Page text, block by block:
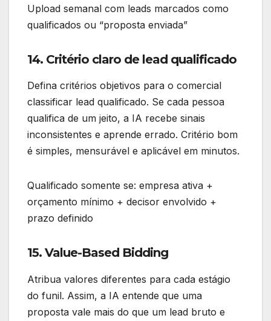
Upload semanal com leads marcados como
qualificados ou “proposta enviada”
14. Critério claro de lead qualificado
Defina critérios objetivos para o comercial
classificar lead qualificado. Se cada pessoa
qualifica de um jeito, a IA recebe sinais
inconsistentes e aprende errado. Critério bom
é simples, mensurável e aplicável em minutos.
Qualificado somente se: empresa ativa +
orçamento mínimo + decisor envolvido +
prazo definido
15. Value-Based Bidding
Atribua valores diferentes para cada estágio
do funil. Assim, a IA entende que uma
proposta vale mais do que um lead bruto e